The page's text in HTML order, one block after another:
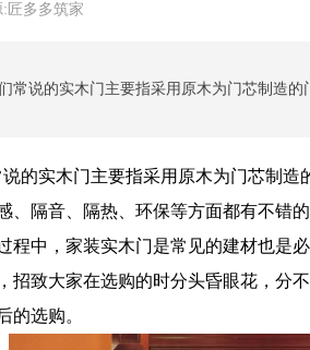
:匠多多筑家
实木门主要指采用原木为门芯制造
、隔音、隔热、环保等方面都有不错
中，家装实木门是常见的建材也是
招致大家在选购的时分头昏眼花，分
的选购。